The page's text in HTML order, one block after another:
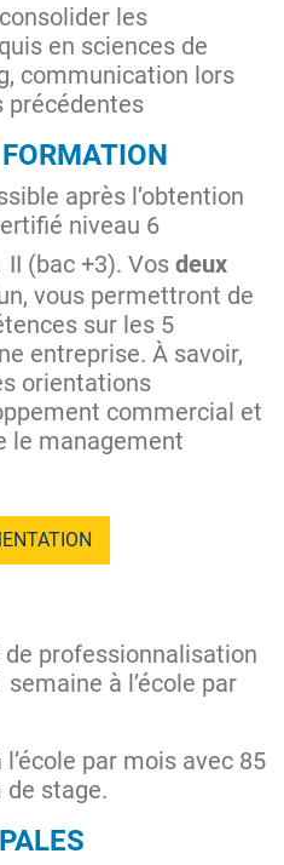
les
en sciences de
communication lors
précédentes
après l’obtention
niveau 6
II (bac +3). Vos deux
vous permettront de
sur les 5
entreprise. À savoir,
orientations
commercial et
le management
professionnalisation
à l’école par
par mois avec 85
stage.